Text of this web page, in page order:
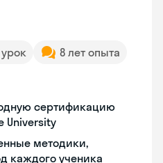
урок
8 лет опыта
сертификацию
University
методики,
каждого ученика